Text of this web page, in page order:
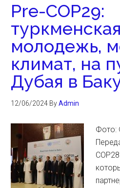
Pre-СОР29:
туркменская
молодежь,
климат, на
Дубая в
12/06/2024 ByAdmin
Фото: